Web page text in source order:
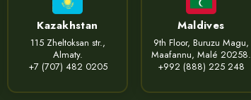
Kazakhstan
115 Zheltoksan str.,
Almaty.
+7 (707) 482 0205
Maldives
9th Floor, Buruzu Magu,
Maafannu, Malé 20258.
+992 (888) 225 248